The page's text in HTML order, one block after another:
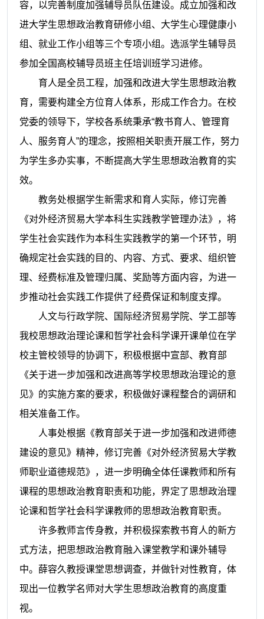
容，以完善制度加强辅导员队伍建设。成立加强和改
进大学生思想政治教育研修小组、大学生心理健康小
组、就业工作小组等三个专项小组。选派学生辅导员
参加全国高校辅导员班主任培训班学习进修。
育人是全员工程，加强和改进大学生思想政治教
育，需要构建全方位育人体系，形成工作合力。在校
党委的领导下，学校各系统秉承“教书育人、管理育
人、服务育人”的理念，按照相关职责开展工作，努力
为学生多办实事，不断提高大学生思想政治教育的实
效。
教务处根据学生新需求和育人实际，修订完善
《对外经济贸易大学本科生实践教学管理办法》，将
学生社会实践作为本科生实践教学的第一个环节，明
确规定社会实践的目的、内容、方式、要求、组织管
理、经费标准及管理归属、奖励等方面内容，为进一
步推动社会实践工作提供了经费保证和制度支撑。
人文与行政学院、国际经济贸易学院、学工部等
我校思想政治理论课和哲学社会科学课开课单位在学
校主管校领导的协调下，积极根据中宣部、教育部
《关于进一步加强和改进高等学校思想政治理论的意
见》的实施方案的要求，积极做好课程整合的调研和
相关准备工作。
人事处根据《教育部关于进一步加强和改进师德
建设的意见》精神，修订完善《对外经济贸易大学教
师职业道德规范》，进一步明确全体任课教师和所有
课程的思想政治教育职责和功能，界定了思想政治理
论课和哲学社会科学课教师的思想政治教育职责。
许多教师言传身教，并积极探索教书育人的新方
式方法，把思想政治教育融入课堂教学和课外辅导
中。薛容久教授课堂思想调查，并做针对性教育，体
现出一位教学名师对大学生思想政治教育的高度重
视。